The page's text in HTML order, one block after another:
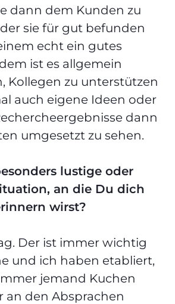
dann dem Kunden zu
sie für gut befunden
echt ein gutes
ist es allgemein
Kollegen zu unterstützen
auch eigene Ideen oder
dann
umgesetzt zu sehen.
lustige oder
an die Du dich
wirst?
Der ist immer wichtig
und ich haben etabliert,
jemand Kuchen
an den Absprachen